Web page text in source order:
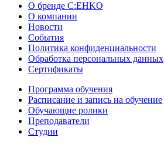
О бренде C:EHKO
О компании
Новости
События
Политика конфиденциальности
Обработка персональных данных
Сертификаты
Программа обучения
Расписание и запись на обучение
Обучающие ролики
Преподаватели
Студии